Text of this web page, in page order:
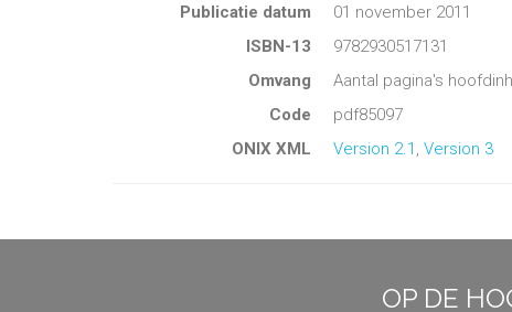
Publicatie datum
01 november 2011
ISBN-13
9782930517131
Omvang
Aantal pagina's
Code
pdf85097
ONIX XML
Version 2.1 Version 3
OP DE